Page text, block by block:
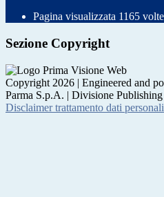
Pagina visualizzata 1165 volte
Sezione Copyright
Copyright 2026 | Engineered and
Parma S.p.A. | Divisione
Disclaimer trattamento dati personali